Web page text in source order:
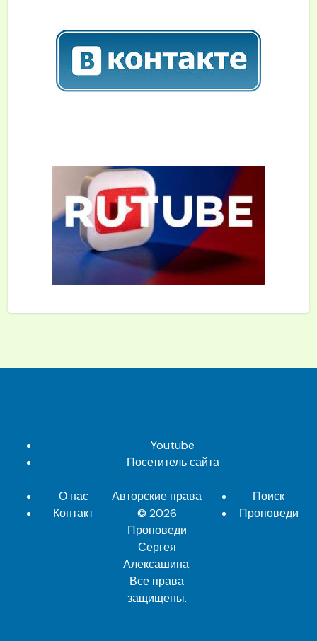
Youtube
Посетитель сайта
О нас
Контакт
Авторские права
© 2026
Проповеди
Сергея
Алексашина.
Все права
защищены.
Поиск
Проповеди